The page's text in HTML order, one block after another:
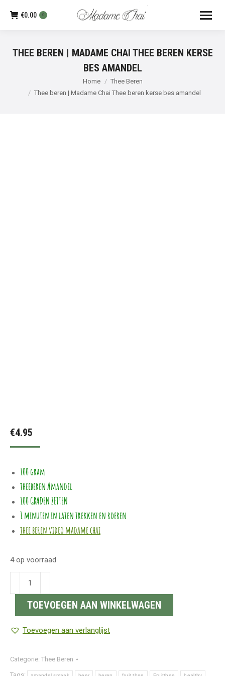
€0.00 0
THEE BEREN | MADAME CHAI THEE BEREN KERSE
BES AMANDEL
Home
Thee Beren
Thee beren | Madame Chai Thee beren kerse bes amandel
€4.95
100 gram
theeberen Amandel
100 GRADEN ZETTEN
1 minuten in laten trekken en roeren
thee beren video madame chai
4 op voorraad
beren
Madame
Chai
beren
kerse
TOEVOEGEN AAN WINKELWAGEN
Toevoegen aan verlanglijst
Categorie: Thee Beren